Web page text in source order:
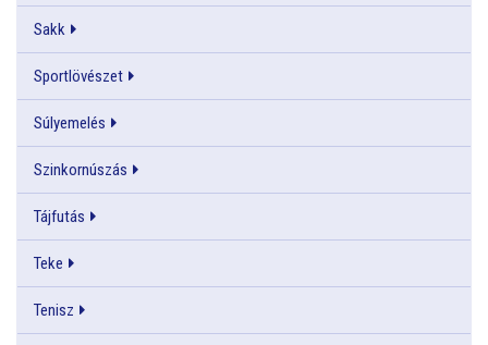
Sakk
Sportlövészet
Súlyemelés
Szinkornúszás
Tájfutás
Teke
Tenisz